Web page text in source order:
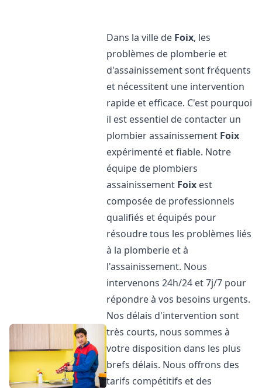
Dans la ville de Foix, les
problèmes de plomberie et
d'assainissement sont fréquents
et nécessitent une intervention
rapide et efficace. C'est pourquoi
il est essentiel de contacter un
plombier assainissement Foix
expérimenté et fiable. Notre
équipe de plombiers
assainissement Foix est
composée de professionnels
qualifiés et équipés pour
résoudre tous les problèmes liés
à la plomberie et à
l'assainissement. Nous
intervenons 24h/24 et 7j/7 pour
répondre à vos besoins urgents.
Nos délais d'intervention sont
très courts, nous sommes à
votre disposition dans les plus
brefs délais. Nous offrons des
tarifs compétitifs et des